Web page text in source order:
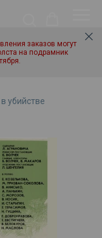
заказов могут
на подрамник
убийстве